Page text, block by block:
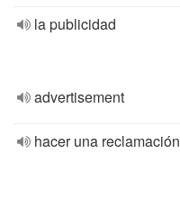
la publicidad
advertisement
hacer una reclamación